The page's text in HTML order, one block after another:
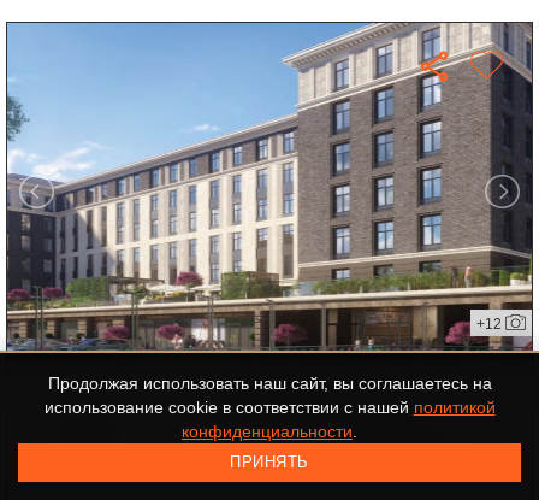
+12
ЖК Sinatra
ЦАО,М.УЛИЦА 1905 ГОДА
7 эт.
Продолжая использовать наш сайт, вы соглашаетесь на
использование cookie в соответствии с нашей политикой
конфиденциальности
ПРИНЯТЬ